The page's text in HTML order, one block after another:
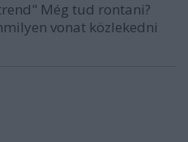
Még tud rontani?
vonat közlekedni